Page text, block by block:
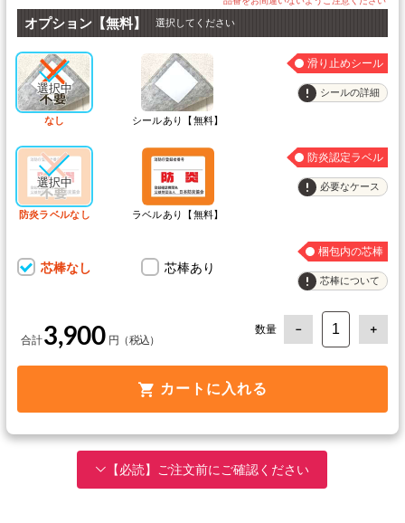
3,900
オプション【無料】 選択してください
なし シールあり【無料】
滑り止めシール
シールの詳細
防炎ラベルなし ラベルあり【無料】
防炎認定ラベル
必要なケース
芯棒なし 芯棒あり
梱包内の芯棒
芯棒について
数量
カートに入れる
【必読】ご注文前にご確認ください